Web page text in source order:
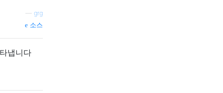
grg
소스
냅니다